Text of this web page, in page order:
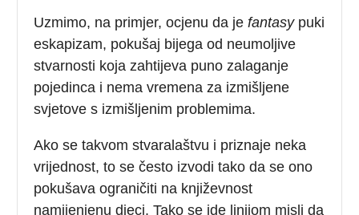
Uzmimo, na primjer, ocjenu da jefantasypuki
eskapizam, pokušaj bijega od neumoljive
stvarnosti koja zahtijeva puno zalaganje
pojedinca i nema vremena za izmišljene
svjetove s izmišljenim problemima.
Ako se takvom stvaralaštvu i priznaje neka
vrijednost, to se često izvodi tako da se ono
pokušava ograničiti na književnost
namijenjenu djeci. Tako se ide linijom misli da